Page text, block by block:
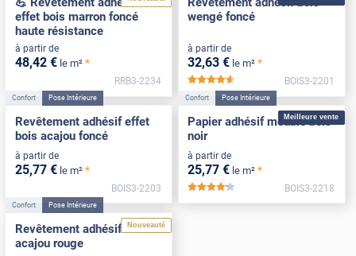
effet bois marron foncé
haute résistance
à partir de
48,42 € le m² *
RRB3-2234
wengé foncé
à partir de
32,63 € le m² *
*****
BOIS3-2201
Confort Pose Intérieure
Revêtement adhésif effet
bois acajou foncé
à partir de
25,77 € le m² *
BOIS3-2203
Meilleure vente
Confort Pose Intérieure
Papier adhésif meuble bois
noir
à partir de
25,77 € le m² *
*****
BOIS3-2218
Nouveauté
Confort Pose Intérieure
Revêtement adhésif bois
acajou rouge